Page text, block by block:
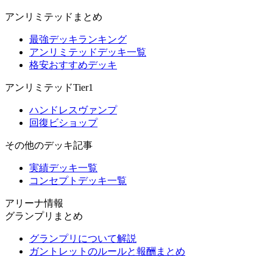
アンリミテッドまとめ
最強デッキランキング
アンリミテッドデッキ一覧
格安おすすめデッキ
アンリミテッドTier1
ハンドレスヴァンプ
回復ビショップ
その他のデッキ記事
実績デッキ一覧
コンセプトデッキ一覧
アリーナ情報
グランプリまとめ
グランプリについて解説
ガントレットのルールと報酬まとめ